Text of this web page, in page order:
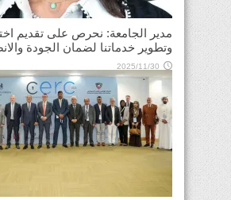
مدير الجامعة: نحرص على تقديم
وتطوير خدماتنا لضمان الجودة
2025/11/30